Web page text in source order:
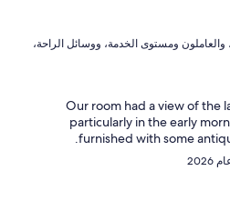
عناصر نالت الإعجاب: ⁦النظافة⁩، و⁦العاملون ومستوى الخدمة⁩، و⁦وسائل الراحة⁩،
Our room had a view of the
particularly in the early
furnished with some